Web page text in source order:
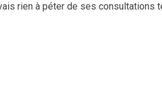
rien à péter de ses consultations